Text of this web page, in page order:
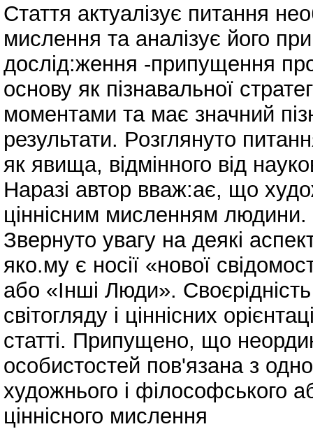
Стаття актуалізує питання
мислення та аналізує його
дослід:ження -припущення
основу як пізнавальної
моментами та має значний
результати. Розглянуто
як явища, відмінного від
Наразі автор вваж:ає, що
ціннісним мисленням людини.
Звернуто увагу на деякі
яко.му є носії «нової
або «Інші Люди».
світогляду і ціннісних
статті. Припущено, що
особистостей пов'язана з
художнього і філософського
ціннісного мислення